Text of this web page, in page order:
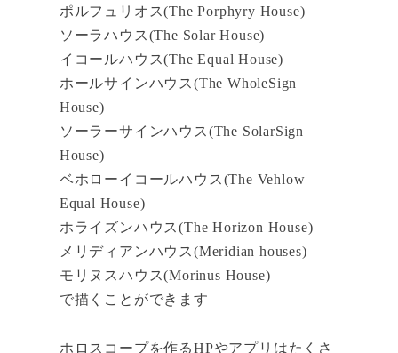
ポルフュリオス(The Porphyry House)
ソーラハウス(The Solar House)
イコールハウス(The Equal House)
ホールサインハウス(The WholeSign
House)
ソーラーサインハウス(The SolarSign
House)
ベホローイコールハウス(The Vehlow
Equal House)
ホライズンハウス(The Horizon House)
メリディアンハウス(Meridian houses)
モリヌスハウス(Morinus House)
で描くことができます
ホロスコープを作るHPやアプリはたくさ